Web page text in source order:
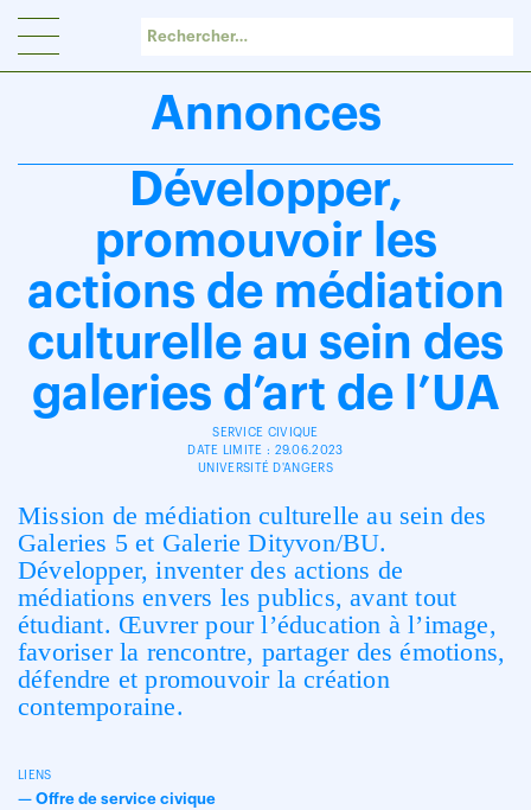
Annonces
Développer,
promouvoir les
actions de médiation
culturelle au sein des
galeries d’art de l’UA
SERVICE CIVIQUE
DATE LIMITE : 29.06.2023
UNIVERSITÉ D'ANGERS
Mission de médiation culturelle au sein des
Galeries 5 et Galerie Dityvon/BU.
Développer, inventer des actions de
médiations envers les publics, avant tout
étudiant. Œuvrer pour l’éducation à l’image,
favoriser la rencontre, partager des émotions,
défendre et promouvoir la création
contemporaine.
LIENS
— Offre de service civique